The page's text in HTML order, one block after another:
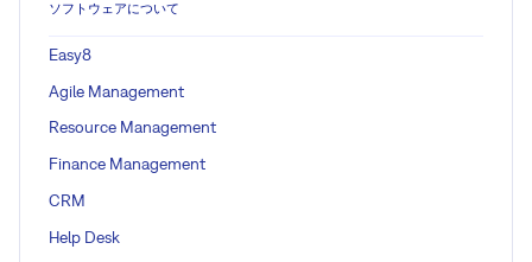
ソフトウェアについて
Easy8
Agile Management
Resource Management
Finance Management
CRM
Help Desk